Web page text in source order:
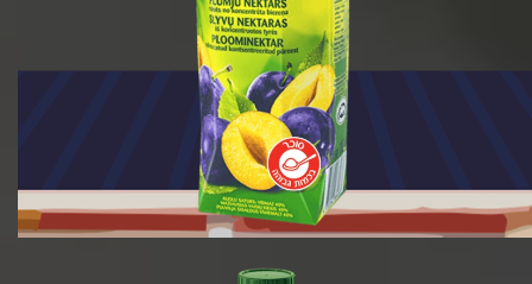
1/15